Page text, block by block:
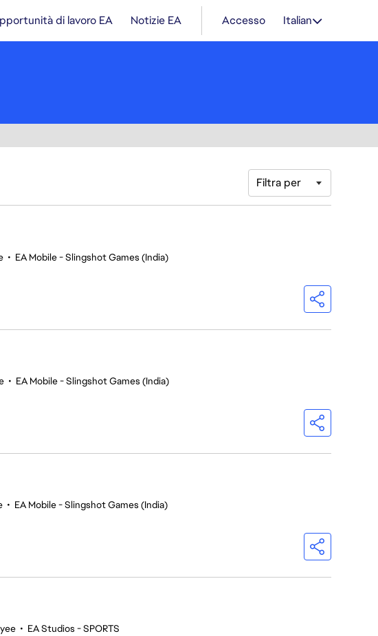
di lavoro EA Notizie EA Accesso Italian
Filtra per
• EA Mobile - Slingshot Games (India)
• EA Mobile - Slingshot Games (India)
• EA Mobile - Slingshot Games (India)
• EA Studios - SPORTS